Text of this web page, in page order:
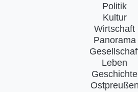
Politik
Kultur
Wirtschaft
Panorama
Leben
Geschichte
Ostpreußen